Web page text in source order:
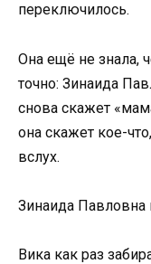
переключилось.
Она ещё не знала,
точно: Зинаида
снова скажет
она скажет кое-
вслух.
Зинаида Павловна
Вика как раз